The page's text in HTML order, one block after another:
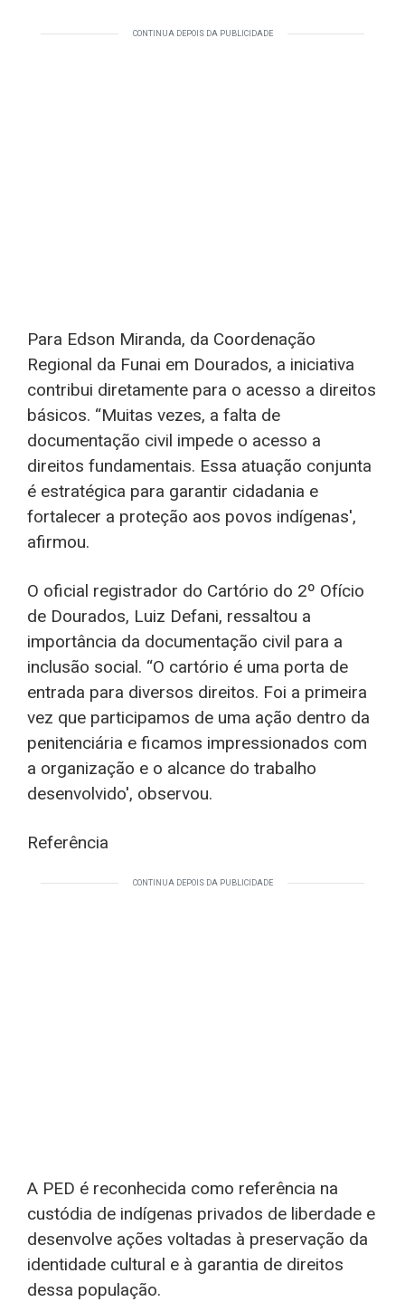
CONTINUA DEPOIS DA PUBLICIDADE
Para Edson Miranda, da Coordenação
Regional da Funai em Dourados, a iniciativa
contribui diretamente para o acesso a direitos
básicos. “Muitas vezes, a falta de
documentação civil impede o acesso a
direitos fundamentais. Essa atuação conjunta
é estratégica para garantir cidadania e
fortalecer a proteção aos povos indígenas',
afirmou.
O oficial registrador do Cartório do 2º Ofício
de Dourados, Luiz Defani, ressaltou a
importância da documentação civil para a
inclusão social. “O cartório é uma porta de
entrada para diversos direitos. Foi a primeira
vez que participamos de uma ação dentro da
penitenciária e ficamos impressionados com
a organização e o alcance do trabalho
desenvolvido', observou.
Referência
CONTINUA DEPOIS DA PUBLICIDADE
A PED é reconhecida como referência na
custódia de indígenas privados de liberdade e
desenvolve ações voltadas à preservação da
identidade cultural e à garantia de direitos
dessa população.